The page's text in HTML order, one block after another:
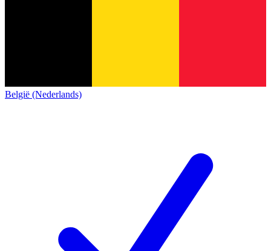
België (Nederlands)